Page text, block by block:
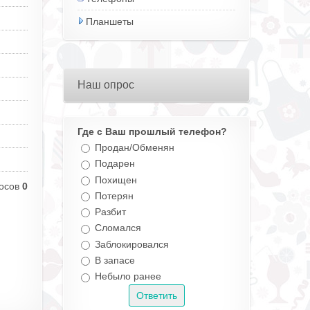
0
Планшеты
Наш опрос
Где с Ваш прошлый телефон?
Продан/Обменян
Подарен
Похищен
Потерян
Разбит
Сломался
Заблокировался
В запасе
Небыло ранее